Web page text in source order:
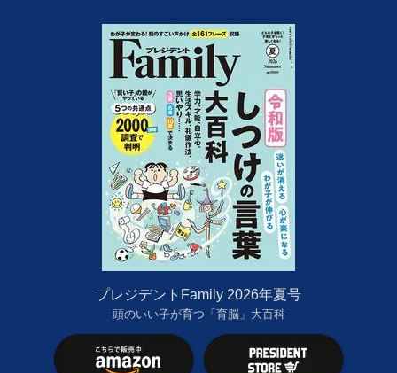
プレジデントFamily 2026年夏号
頭のいい子が育つ「育脳」大百科